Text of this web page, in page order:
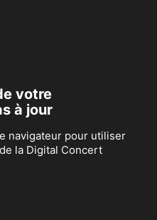
votre
à jour
navigateur pour utiliser
la Digital Concert